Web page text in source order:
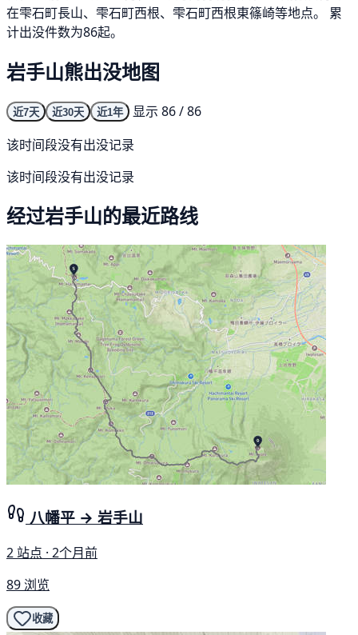
在雫石町長山、雫石町西根、雫石町西根東篠崎等地点。 累
计出没件数为86起。
岩手山熊出没地图
近7天 近30天 近1年
显示 86 / 86
该时间段没有出没记录
该时间段没有出没记录
经过岩手山的最近路线
八幡平 → 岩手山
2 站点 · 2个月前
89 浏览
收藏